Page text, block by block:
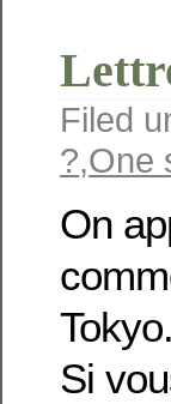
Filed
?,One
On
Tokyo.
Si